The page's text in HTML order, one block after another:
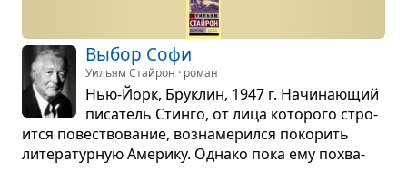
Выбор Софи
Уильям Стайрон · роман
Нью-Йорк, Бру­клин, 1947 г. Начи­на­ю­щий
писа­тель Стинго, от лица кото­рого стро­
ится повест­во­ва­ние, воз­на­ме­рился поко­рить
лите­ра­тур­ную Аме­рику. Однако пока ему похва­